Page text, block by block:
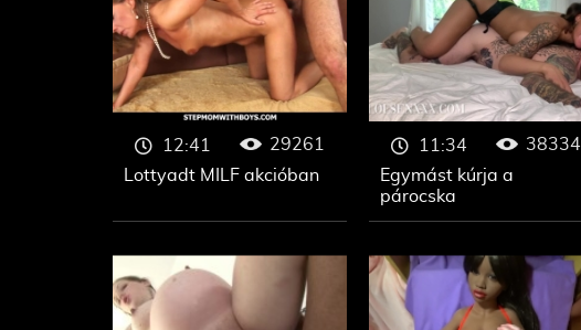
Lottyadt MILF akcióban
12:41
29261
Egymást kúrja a
párocska
11:34
38334